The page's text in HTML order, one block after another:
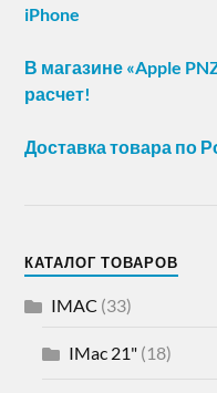
iPhone
В магазине «Apple
расчет!
Доставка товара по
КАТАЛОГ ТОВАРОВ
IMAC (33)
IMac 21" (18)